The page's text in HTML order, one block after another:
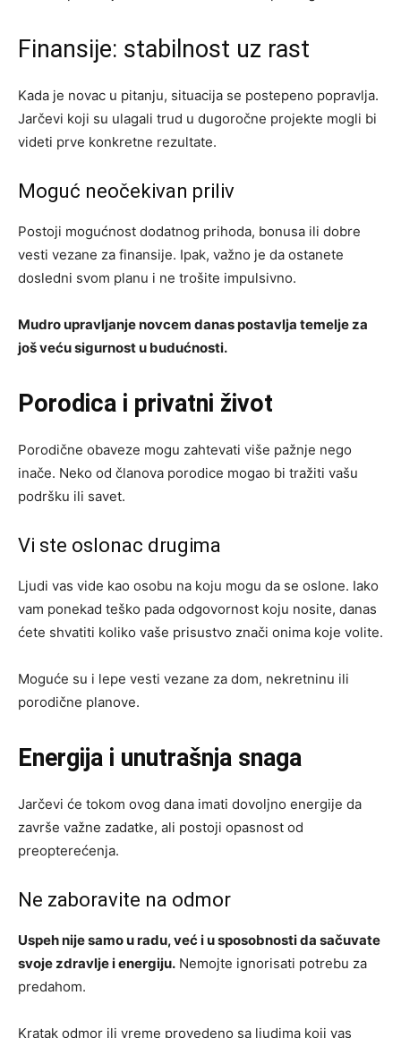
Finansije: stabilnost uz rast
Kada je novac u pitanju, situacija se postepeno popravlja.
Jarčevi koji su ulagali trud u dugoročne projekte mogli bi
videti prve konkretne rezultate.
Moguć neočekivan priliv
Postoji mogućnost dodatnog prihoda, bonusa ili dobre
vesti vezane za finansije. Ipak, važno je da ostanete
dosledni svom planu i ne trošite impulsivno.
Mudro upravljanje novcem danas postavlja temelje za
još veću sigurnost u budućnosti.
Porodica i privatni život
Porodične obaveze mogu zahtevati više pažnje nego
inače. Neko od članova porodice mogao bi tražiti vašu
podršku ili savet.
Vi ste oslonac drugima
Ljudi vas vide kao osobu na koju mogu da se oslone. Iako
vam ponekad teško pada odgovornost koju nosite, danas
ćete shvatiti koliko vaše prisustvo znači onima koje volite.
Moguće su i lepe vesti vezane za dom, nekretninu ili
porodične planove.
Energija i unutrašnja snaga
Jarčevi će tokom ovog dana imati dovoljno energije da
završe važne zadatke, ali postoji opasnost od
preopterećenja.
Ne zaboravite na odmor
Uspeh nije samo u radu, već i u sposobnosti da sačuvate
svoje zdravlje i energiju. Nemojte ignorisati potrebu za
predahom.
Kratak odmor ili vreme provedeno sa ljudima koji vas